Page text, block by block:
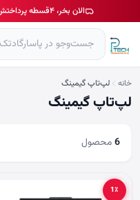
الان بخر، ۴قسطه پرداختش کن در پاسارگادتک آی تی اسنپ شاپ
خانه لپ‌تاپ گیمینگ
لپ‌تاپ گیمینگ
6محصول
1٪